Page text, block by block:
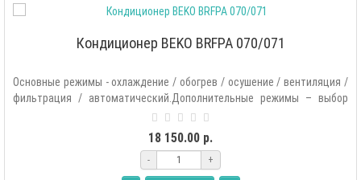
Кондиционер BEKO BRFPA 070/071
Основные режимы - охлаждение / обогрев / осушение / вентиляция /
фильтрация / автоматический.Дополнительные режимы – выбор
18 150.00 р.
- +